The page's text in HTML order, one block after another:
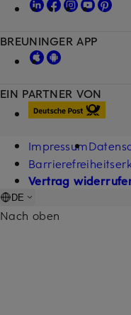
EIN PARTNER VON
BREUNINGER APP
Impressum
Vertrag
DE
Nach oben